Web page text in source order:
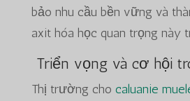
bảo nhu cầu bền vững và
axit hóa học quan trọng này
Triển vọng và cơ hội
Thị trường cho caluanie